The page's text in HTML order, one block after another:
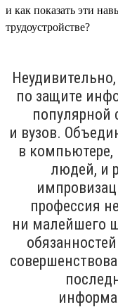
и как показать эти
трудоустройстве?
по защите
популярной
и вузов.
в
людей, и
профессия
ни малейшего